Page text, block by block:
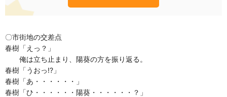
〇市街地の交差点
春樹「えっ？」
俺は立ち止まり、陽葵の方を振り返る。
春樹「うおっ!?」
春樹「あ・・・・・・」
春樹「ひ・・・・・・陽葵・・・・・・？」